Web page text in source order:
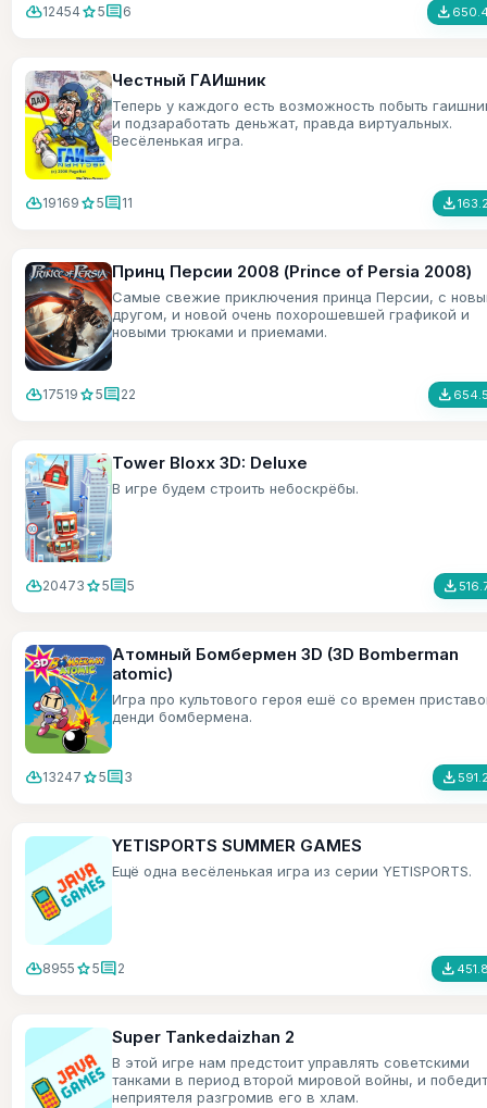
cloud_download12454 star5comment6 file_download
Честный ГАИшник
Теперь у каждого есть возможность побыть
и подзаработать деньжат, правда виртуальных.
Весёленькая игра.
cloud_download19169 star5comment11 file_download
Принц Персии 2008 (Prince of Persia 2008)
Самые свежие приключения принца Персии, с
другом, и новой очень похорошевшей графикой и
новыми трюками и приемами.
cloud_download17519 star5comment22 file_download
Tower Bloxx 3D: Deluxe
В игре будем строить небоскрёбы.
cloud_download20473 star5comment5 file_download
Атомный Бомбермен 3D (3D Bomberman
atomic)
Игра про культового героя ешё со времен
денди бомбермена.
cloud_download13247 star5comment3 file_download
YETISPORTS SUMMER GAMES
Ещё одна весёленькая игра из серии YETISPORTS.
cloud_download8955 star5comment2 file_download
Super Tankedaizhan 2
В этой игре нам предстоит управлять советскими
танками в период второй мировой войны, и
неприятеля разгромив его в хлам.